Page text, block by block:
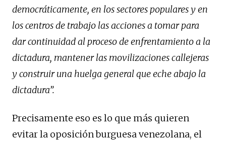
democráticamente, en los sectores populares y en
los centros de trabajo las acciones a tomar para
dar continuidad al proceso de enfrentamiento a la
dictadura, mantener las movilizaciones callejeras
y construir una huelga general que eche abajo la
dictadura”.
Precisamente eso es lo que más quieren
evitar la oposición burguesa venezolana, el